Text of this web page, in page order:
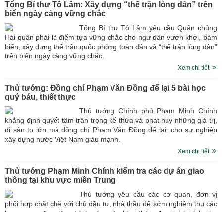
Tổng Bí thư Tô Lâm: Xây dựng “thế trận lòng dân” trên
biển ngày càng vững chắc
Tổng Bí thư Tô Lâm yêu cầu Quân chủng
Hải quân phải là điểm tựa vững chắc cho ngư dân vươn khơi, bám
biển, xây dựng thế trận quốc phòng toàn dân và “thế trận lòng dân”
trên biển ngày càng vững chắc.
Xem chi tiết
Thủ tướng: Đồng chí Phạm Văn Đồng để lại 5 bài học
quý báu, thiết thực
Thủ tướng Chính phủ Phạm Minh Chính
khẳng định quyết tâm trân trọng kế thừa và phát huy những giá trị,
di sản to lớn mà đồng chí Phạm Văn Đồng để lại, cho sự nghiệp
xây dựng nước Việt Nam giàu mạnh.
Xem chi tiết
Thủ tướng Phạm Minh Chính kiểm tra các dự án giao
thông tại khu vực miền Trung
Thủ tướng yêu cầu các cơ quan, đơn vị
phối hợp chặt chẽ với chủ đầu tư, nhà thầu để sớm nghiệm thu các